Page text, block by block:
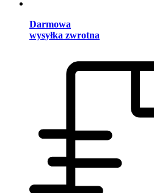
Darmowa
wysyłka zwrotna